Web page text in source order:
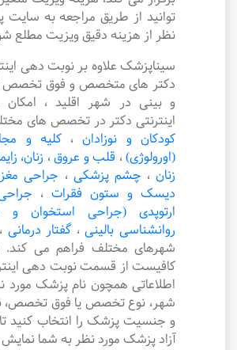
توانید از طریق مراجعه به
نظر از هزینه دقیق ویزیت مطلع
سیناپزشک علاوه بر نوبت دهی
دکتر های متخصص و فوق تخصص
و بینی در شهر اقلید ، امکان
اینترنتی دکتر در تخصص های
کودکان و نوزادان ،کلیه و
(اورولوژی)، قلب و عروق، زنان،
زنان ، چشم پزشکی ، جراحی
دیسک و ستون فقرات ،
ارتوپدی (جراحی استخوان و
روانشناسی بالینی ، گفتار درمانی ،
شهرهای مختلف فراهم می کند.
کافیست از قسمت نوبت دهی
اطلاعاتی همچون نام پزشک مورد
شهر، نوع تخصص یا فوق
و جنسیت پزشک را انتخاب کنید
آزاد پزشک مورد نظر به شما